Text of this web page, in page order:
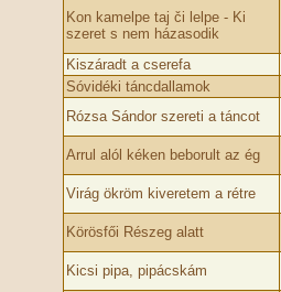
Kon kamelpe taj či lelpe - Ki
szeret s nem házasodik
Kiszáradt a cserefa
Sóvidéki táncdallamok
Rózsa Sándor szereti a táncot
Arrul alól kéken beborult az ég
Virág ökröm kiveretem a rétre
Körösfői Részeg alatt
Kicsi pipa, pipácskám